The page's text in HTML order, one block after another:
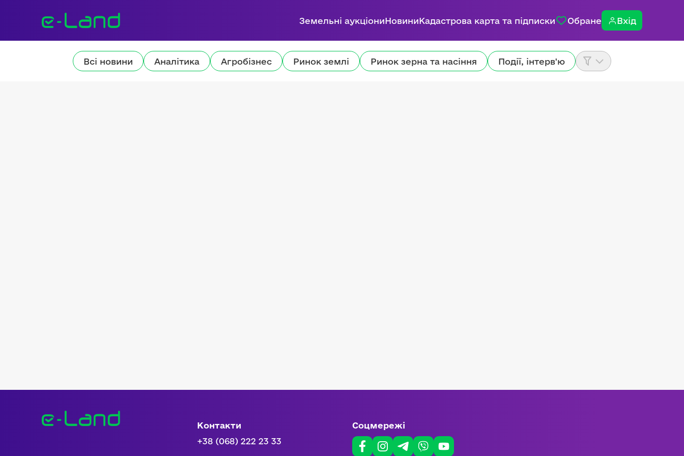
Земельні аукціониНовиниКадастрова карта та підписки Обране Вхід
Всі новини Аналітика Агробізнес Ринок землі Ринок зерна та насіння Події, інтерв'ю
Контакти
+38 (068) 222 23 33
Соцмережі